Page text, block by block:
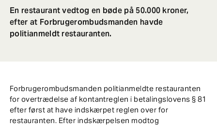
En restaurant vedtog en bøde på 50.000 kroner,
efter at Forbrugerombudsmanden havde
politianmeldt restauranten.
Forbrugerombudsmanden politianmeldte restauranten
for overtrædelse af kontantreglen i betalingslovens § 81
efter først at have indskærpet reglen over for
restauranten. Efter indskærpelsen modtog